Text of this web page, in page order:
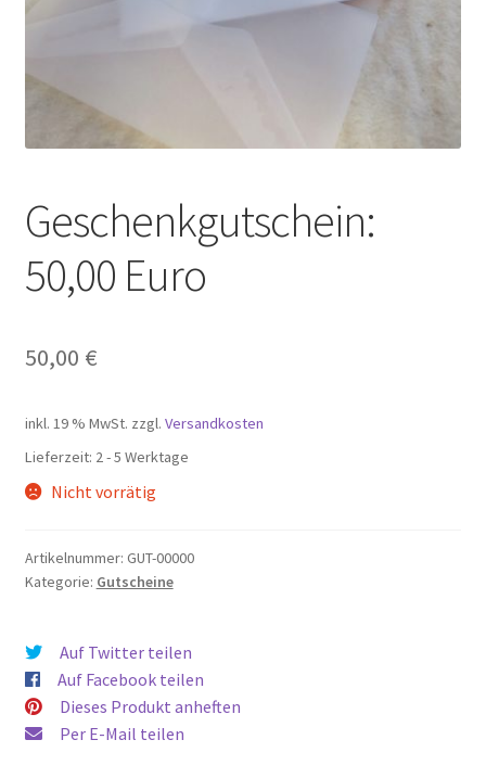
Geschenkgutschein:
50,00 Euro
50,00 €
inkl. 19 % MwSt. zzgl. Versandkosten
Lieferzeit: 2 - 5 Werktage
Nicht vorrätig
Artikelnummer: GUT-00000
Kategorie: Gutscheine
Auf Twitter teilen
Auf Facebook teilen
Dieses Produkt anheften
Per E-Mail teilen